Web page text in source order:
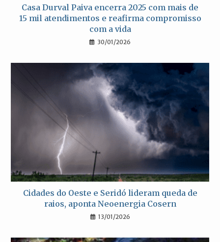
Casa Durval Paiva encerra 2025 com mais de
15 mil atendimentos e reafirma compromisso
com a vida
30/01/2026
Cidades do Oeste e Seridó lideram queda de
raios, aponta Neoenergia Cosern
13/01/2026